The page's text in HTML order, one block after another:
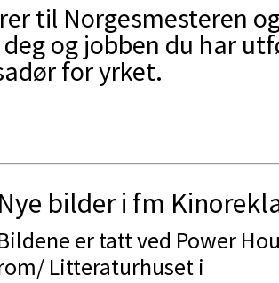
til Norgesmesteren
og jobben du har
for yrket.
Nye bilder i fm
er tatt ved Power
Litteraturhuset i